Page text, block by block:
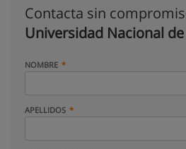
Contacta sin
Universidad Nacional
NOMBRE
APELLIDOS